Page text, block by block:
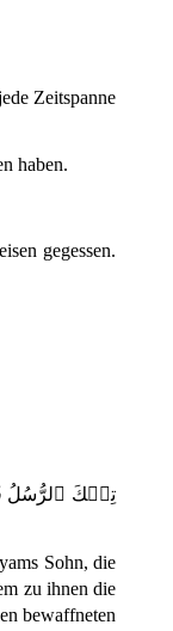
Zeitspanne
haben.
gegessen.
تِلۡكَ ٱلرُّسُلُ
Sohn, die
zu ihnen die
bewaffneten